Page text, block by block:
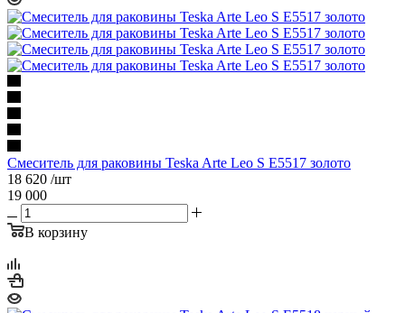
Смеситель для раковины Teska Arte Leo S E5517 золото
18 620 /шт
19 000
В корзину